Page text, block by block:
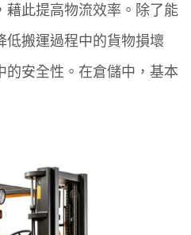
藉此提高物流效率。除了能
低搬運過程中的貨物損壞
的安全性。在倉儲中，基本